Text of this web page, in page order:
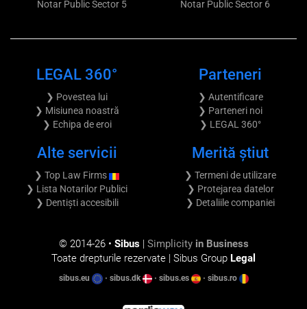
Notar Public Sector 5
Notar Public Sector 6
LEGAL 360°
❯ Povestea lui
❯ Misiunea noastră
❯ Echipa de eroi
Parteneri
❯ Autentificare
❯ Parteneri noi
❯ LEGAL 360°
Alte servicii
❯ Top Law Firms
❯ Lista Notarilor Publici
❯ Dentiști accesibili
Merită știut
❯ Termeni de utilizare
❯ Protejarea datelor
❯ Detaliile companiei
© 2014-26 • Sibus| Simplicity in Business
Toate drepturile rezervate | Sibus Group Legal
sibus.eu • sibus.dk • sibus.es • sibus.ro